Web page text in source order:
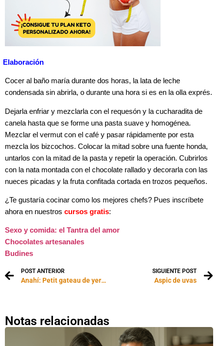
Elaboración
Cocer al baño maría durante dos horas, la lata de leche
condensada sin abrirla, o durante una hora si es en la olla exprés.
Dejarla enfriar y mezclarla con el requesón y la cucharadita de
canela hasta que se forme una pasta suave y homogénea.
Mezclar el vermut con el café y pasar rápidamente por esta
mezcla los bizcochos. Colocar la mitad sobre una fuente honda,
untarlos con la mitad de la pasta y repetir la operación. Cubrirlos
con la nata montada con el chocolate rallado y decorarla con las
nueces picadas y la fruta confitada cortada en trozos pequeños.
¿Te gustaría cocinar como los mejores chefs? Pues inscríbete
ahora en nuestros cursos gratis:
Sexo y comida: el Tantra del amor
Chocolates artesanales
Budines
POST ANTERIOR
Anahí: Petit gateau de yerba mate y dulce de leche sobre bizcocho de maní
SIGUIENTE POST
Aspic de uvas
Notas relacionadas